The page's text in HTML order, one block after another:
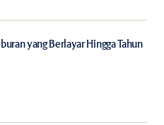
yang Berlayar Hingga Tahun